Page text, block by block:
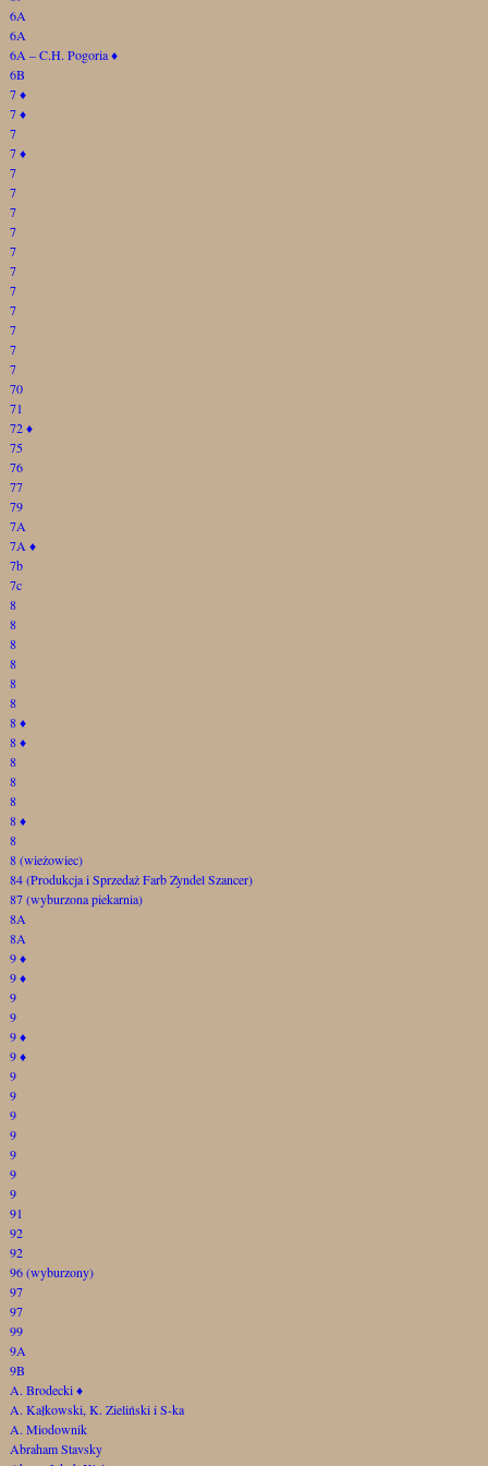
6A
6A
6A – C.H. Pogoria♦
6B
7♦
7♦
7
7♦
7
7
7
7
7
7
7
7
7
7
7
70
71
72♦
75
76
77
79
7A
7A ♦
7b
7c
8
8
8
8
8
8
8♦
8♦
8
8
8
8♦
8
8 (wieżowiec)
84 (Produkcja i Sprzedaż Farb Zyndel Szancer)
87 (wyburzona piekarnia)
8A
8A
9♦
9♦
9
9
9♦
9♦
9
9
9
9
9
9
9
91
92
92
96 (wyburzony)
97
97
99
9A
9B
A. Brodecki♦
A. Kałkowski, K. Zieliński i S-ka
A. Miodownik
Abraham Stavsky